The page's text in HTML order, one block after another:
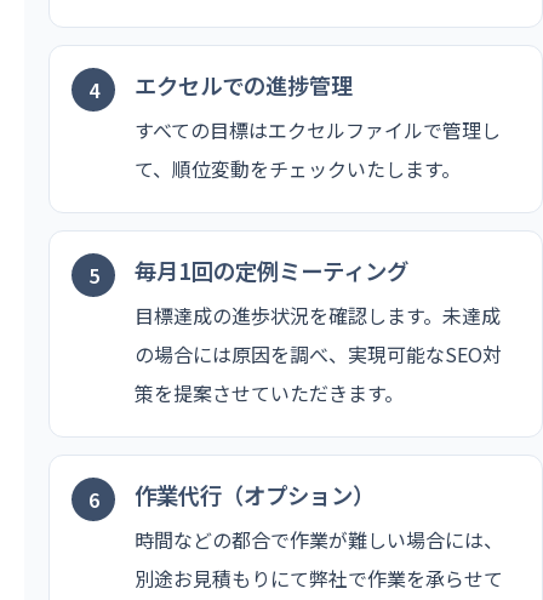
エクセルでの進捗管理
すべての目標はエクセルファイルで管理し
て、順位変動をチェックいたします。
毎月1回の定例ミーティング
目標達成の進歩状況を確認します。未達成
の場合には原因を調べ、実現可能なSEO対
策を提案させていただきます。
作業代行（オプション）
時間などの都合で作業が難しい場合には、
別途お見積もりにて弊社で作業を承らせて